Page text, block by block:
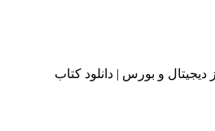
دیجیتال و بورس | دانلود کتاب